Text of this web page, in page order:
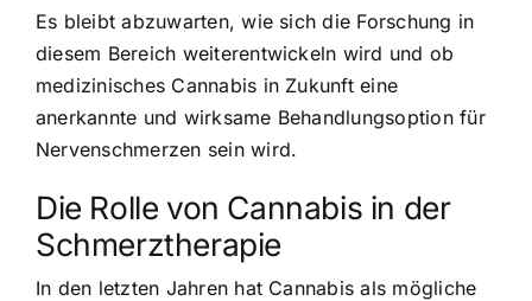
Es bleibt abzuwarten, wie sich die Forschung in
diesem Bereich weiterentwickeln wird und ob
medizinisches Cannabis in Zukunft eine
anerkannte und wirksame Behandlungsoption für
Nervenschmerzen sein wird.
Die Rolle von Cannabis in der
Schmerztherapie
In den letzten Jahren hat Cannabis als mögliche